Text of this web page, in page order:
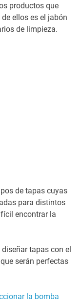
productos que
ellos es el jabón
de limpieza.
de tapas cuyas
para distintos
encontrar la
tapas con el
serán perfectas
la bomba